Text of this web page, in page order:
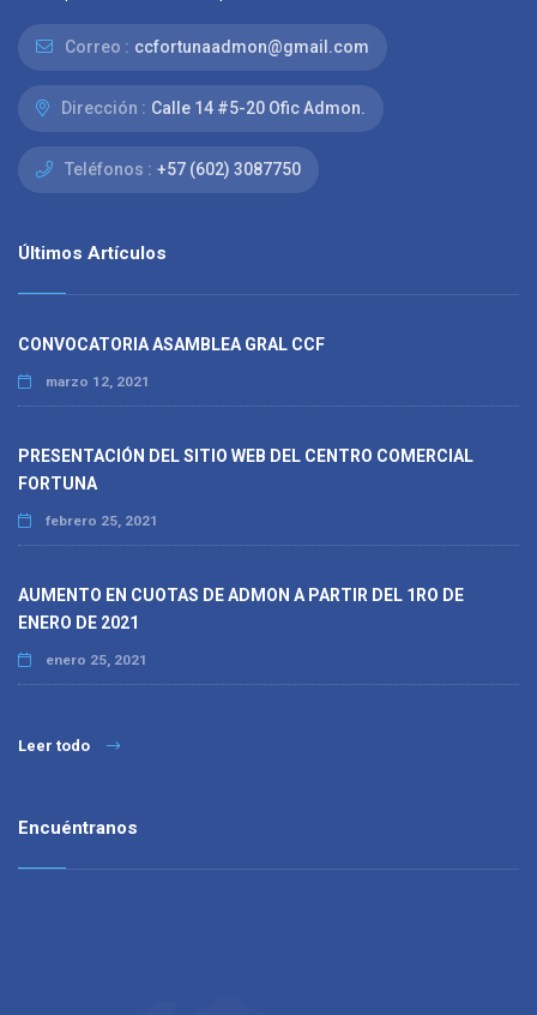
Correo : ccfortunaadmon@gmail.com
Dirección : Calle 14 #5-20 Ofic Admon.
Teléfonos : +57 (602) 3087750
Últimos Artículos
CONVOCATORIA ASAMBLEA GRAL CCF
marzo 12, 2021
PRESENTACIÓN DEL SITIO WEB DEL CENTRO COMERCIAL
FORTUNA
febrero 25, 2021
AUMENTO EN CUOTAS DE ADMON A PARTIR DEL 1RO DE
ENERO DE 2021
enero 25, 2021
Leer todo
Encuéntranos